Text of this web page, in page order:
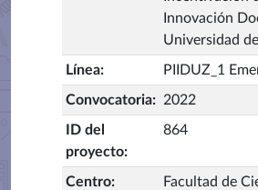
Innovación
Universidad
Línea: PIIDUZ_1
Convocatoria: 2022
ID del
proyecto:
864
Centro:
Facultad de